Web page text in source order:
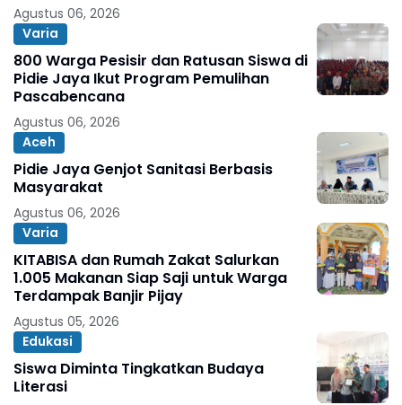
Agustus 06, 2026
Varia
800 Warga Pesisir dan Ratusan Siswa di
Pidie Jaya Ikut Program Pemulihan
Pascabencana
Agustus 06, 2026
Aceh
Pidie Jaya Genjot Sanitasi Berbasis
Masyarakat
Agustus 06, 2026
Varia
KITABISA dan Rumah Zakat Salurkan
1.005 Makanan Siap Saji untuk Warga
Terdampak Banjir Pijay
Agustus 05, 2026
Edukasi
Siswa Diminta Tingkatkan Budaya
Literasi